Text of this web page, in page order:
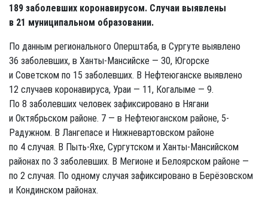
189 заболевших коронавирусом. Случаи выявлены
в 21 муниципальном образовании.
По данным регионального Оперштаба, в Сургуте выявлено
36 заболевших, в Ханты-Мансийске — 30, Югорске
и Советском по 15 заболевших. В Нефтеюганске выявлено
12 случаев коронавируса, Ураи — 11, Когалыме — 9.
По 8 заболевших человек зафиксировано в Нягани
и Октябрьском районе. 7 — в Нефтеюганском районе, 5-
Радужном. В Лангепасе и Нижневартовском районе
по 4 случая. В Пыть-Яхе, Сургутском и Ханты-Мансийском
районах по 3 заболевших. В Мегионе и Белоярском районе —
по 2 случая. По одному случая зафиксировано в Берёзовском
и Кондинском районах.